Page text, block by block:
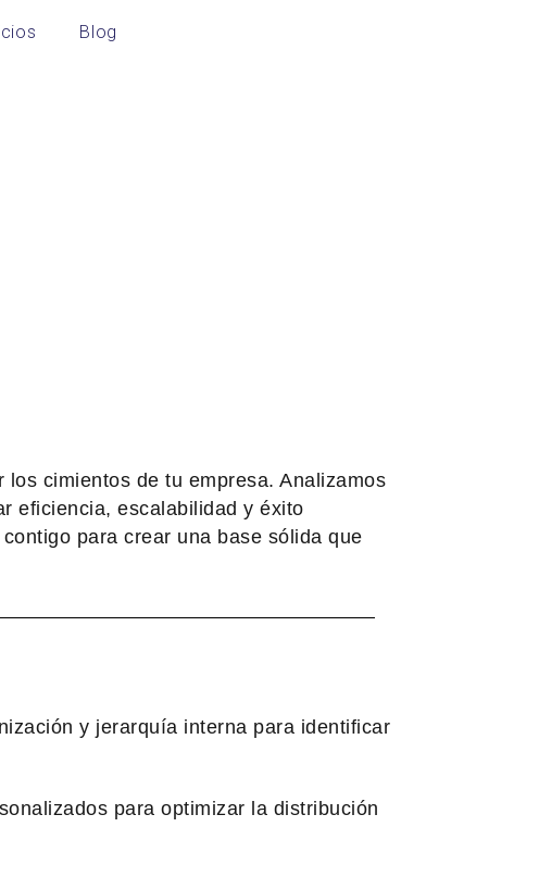
Blog
cimientos de tu empresa. Analizamos
eficiencia, escalabilidad y éxito
para crear una base sólida que
y jerarquía interna para identificar
para optimizar la distribución